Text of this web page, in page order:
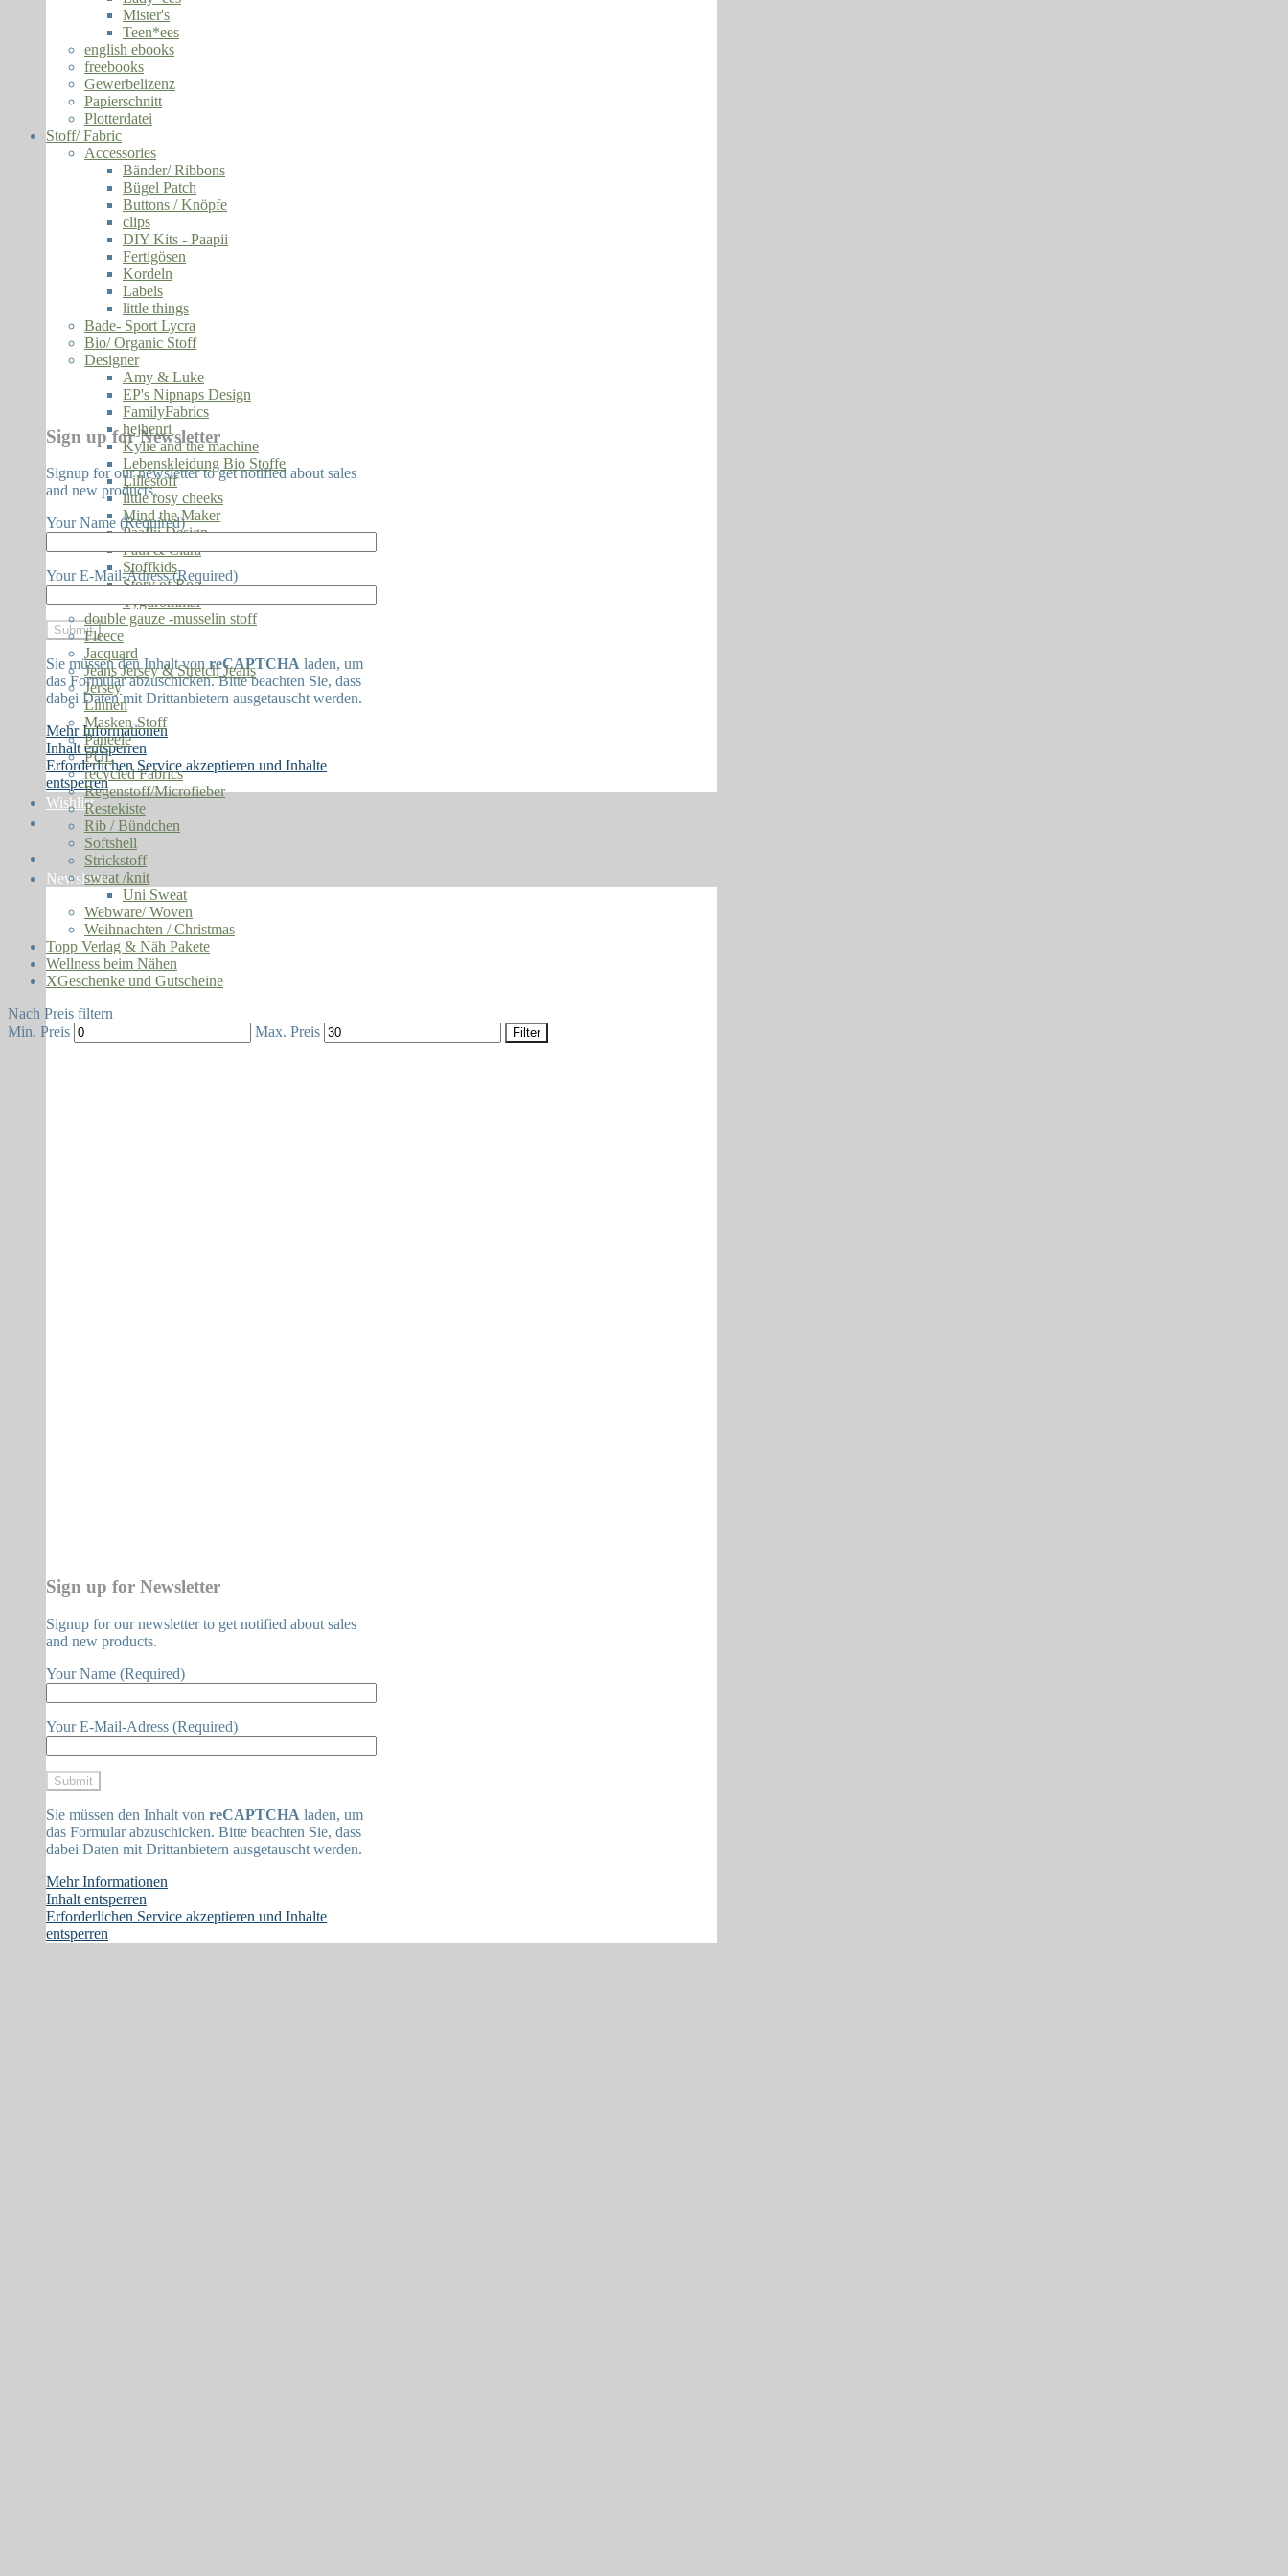
Sign up for Newsletter
Signup for our newsletter to get notified about sales
and new products.
Your Name (Required)
Your E-Mail-Adress (Required)
Sie müssen den Inhalt vonreCAPTCHA laden, um
das Formular abzuschicken. Bitte beachten Sie, dass
dabei Daten mit Drittanbietern ausgetauscht werden.
Mehr Informationen
Inhalt entsperren
Erforderlichen Service akzeptieren und Inhalte
entsperren
Wishlist
Newsletter
Sign up for Newsletter
Signup for our newsletter to get notified about sales
and new products.
Your Name (Required)
Your E-Mail-Adress (Required)
Sie müssen den Inhalt von reCAPTCHA laden, um
das Formular abzuschicken. Bitte beachten Sie, dass
dabei Daten mit Drittanbietern ausgetauscht werden.
Mehr Informationen
Inhalt entsperren
Erforderlichen Service akzeptieren und Inhalte
entsperren
Mister's
Teen*ees
english ebooks
freebooks
Gewerbelizenz
Papierschnitt
Plotterdatei
Stoff/ Fabric
Accessories
Bänder/ Ribbons
Bügel Patch
Buttons / Knöpfe
clips
DIY Kits - Paapii
Fertigösen
Kordeln
Labels
little things
Bade- Sport Lycra
Bio/ Organic Stoff
Designer
Amy & Luke
EP's Nipnaps Design
FamilyFabrics
hejhenri
Kylie and the machine
Lebenskleidung Bio Stoffe
Lillestoff
little rosy cheeks
Mind the Maker
PaaPii Design
Paul & Clara
Stoffkids
Story of Roo
Tygdrömmar
double gauze -musselin stoff
Fleece
Jacquard
Jeans Jersey & Stretch Jeans
Jersey
Linnen
Masken-Stoff
Paneele
PUL
recycled Fabrics
Regenstoff/Microfieber
Restekiste
Rib / Bündchen
Softshell
Strickstoff
sweat /knit
Uni Sweat
Webware/ Woven
Weihnachten / Christmas
Topp Verlag & Näh Pakete
Wellness beim Nähen
XGeschenke und Gutscheine
Nach Preis filtern
Min. Preis
Max. Preis Filter